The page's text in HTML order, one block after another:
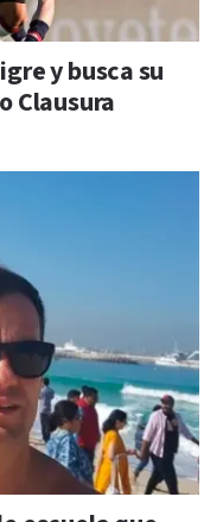
y busca su
Clausura